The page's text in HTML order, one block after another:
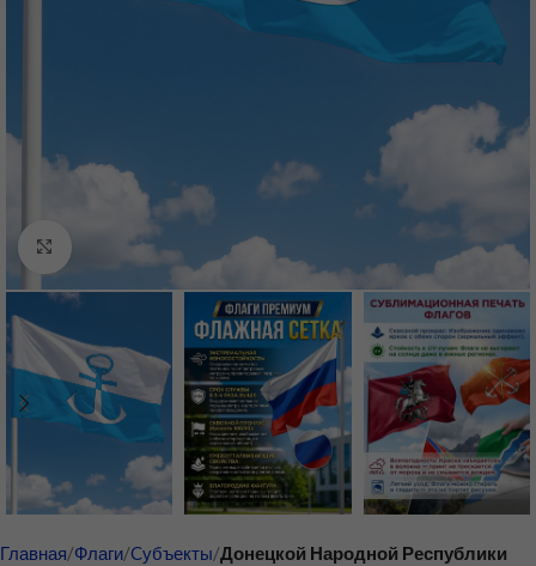
Нажмите, чтобы увеличить
Главная Флаги Cубъекты Донецкой Народной Республики